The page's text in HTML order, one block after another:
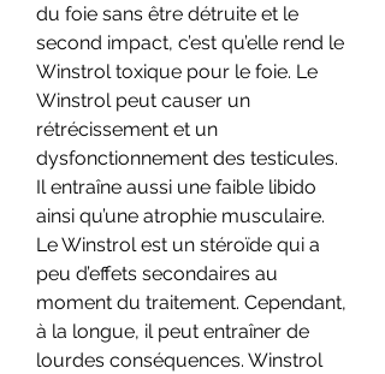
du foie sans être détruite et le
second impact, c’est qu’elle rend le
Winstrol toxique pour le foie. Le
Winstrol peut causer un
rétrécissement et un
dysfonctionnement des testicules.
Il entraîne aussi une faible libido
ainsi qu’une atrophie musculaire.
Le Winstrol est un stéroïde qui a
peu d’effets secondaires au
moment du traitement. Cependant,
à la longue, il peut entraîner de
lourdes conséquences. Winstrol